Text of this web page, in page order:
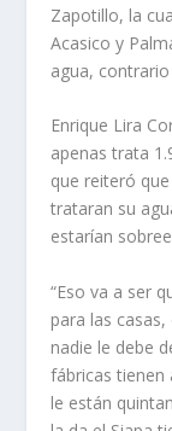
Zapotillo, la
Acasico y
agua,
Enrique Lira
apenas trata
que reiteró
trataran su
estarían
“Eso va a ser
para las
nadie le debe
fábricas tienen
le están